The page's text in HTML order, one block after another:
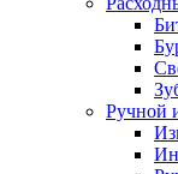
Ручной